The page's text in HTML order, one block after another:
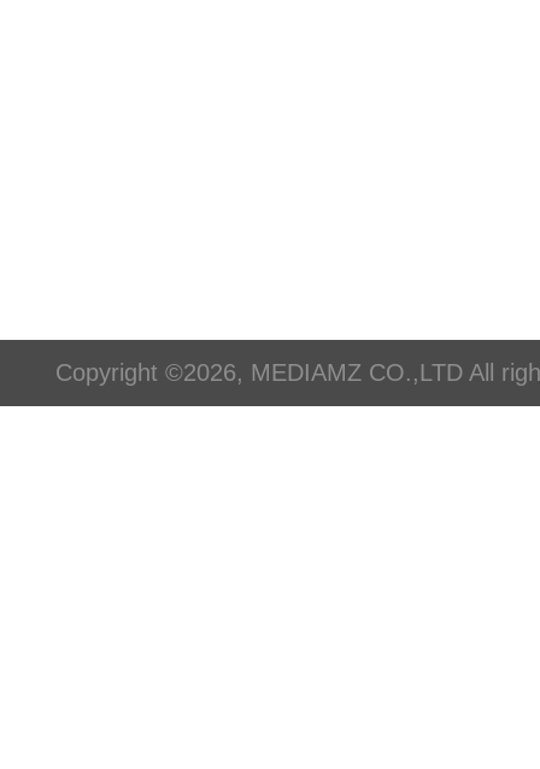
Copyright ©2026, MEDIAMZ CO.,LTD All